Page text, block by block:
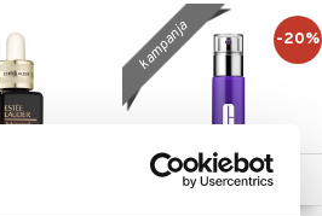
Saatavana useana
vaihtoehtona
kampanja -20%